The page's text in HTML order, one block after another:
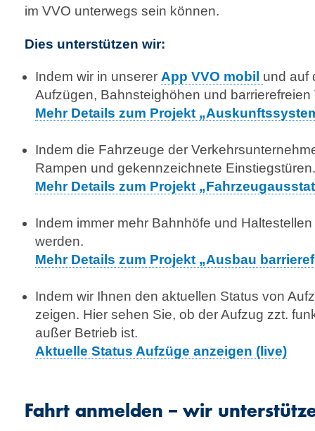
im VVO unterwegs sein können.
Dies unterstützen wir:
Indem wir in unserer App VVO mobil und auf
Aufzügen, Bahnsteighöhen und
Mehr Details zum Projekt
Indem die Fahrzeuge der
Rampen und gekennzeichnete
Mehr Details zum Projekt
Indem immer mehr Bahnhöfe und
werden.
Mehr Details zum Projekt „Ausbau
Indem wir Ihnen den aktuellen Status von
zeigen. Hier sehen Sie, ob der Aufzug zzt.
außer Betrieb ist.
Aktuelle Status Aufzüge anzeigen (live)
Fahrt anmelden – wir